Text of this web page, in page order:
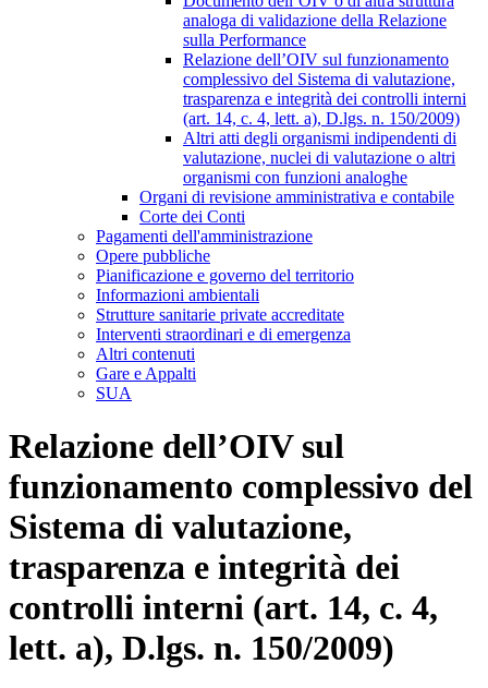
analoga di validazione della Relazione
sulla Performance
Relazione dell’OIV sul funzionamento
complessivo del Sistema di valutazione,
trasparenza e integrità dei controlli interni
(art. 14, c. 4, lett. a), D.lgs. n. 150/2009)
Altri atti degli organismi indipendenti di
valutazione, nuclei di valutazione o altri
organismi con funzioni analoghe
Organi di revisione amministrativa e contabile
Corte dei Conti
Pagamenti dell'amministrazione
Opere pubbliche
Pianificazione e governo del territorio
Informazioni ambientali
Strutture sanitarie private accreditate
Interventi straordinari e di emergenza
Altri contenuti
Gare e Appalti
SUA
Relazione dell’OIV sul
funzionamento complessivo del
Sistema di valutazione,
trasparenza e integrità dei
controlli interni (art. 14, c. 4,
lett. a), D.lgs. n. 150/2009)